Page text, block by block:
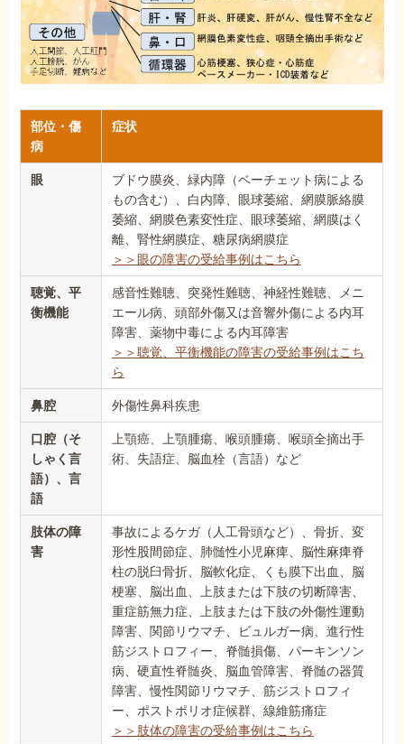
部位・傷
病
症状
眼
ブドウ膜炎、緑内障（ベーチェット病による
もの含む）、白内障、眼球萎縮、網膜脈絡膜
萎縮、網膜色素変性症、眼球萎縮、網膜はく
離、腎性網膜症、糖尿病網膜症
＞＞眼の障害の受給事例はこちら
聴覚、平
衡機能
感音性難聴、突発性難聴、神経性難聴、メニ
エール病、頭部外傷又は音響外傷による内耳
障害、薬物中毒による内耳障害
＞＞聴覚、平衡機能の障害の受給事例はこち
ら
鼻腔 外傷性鼻科疾患
口腔（そ
しゃく言
語）、言
語
上顎癌、上顎腫瘍、喉頭腫瘍、喉頭全摘出手
術、失語症、脳血栓（言語）など
肢体の障
害
事故によるケガ（人工骨頭など）、骨折、変
形性股間節症、肺髄性小児麻痺、脳性麻痺脊
柱の脱臼骨折、脳軟化症、くも膜下出血、脳
梗塞、脳出血、上肢または下肢の切断障害、
重症筋無力症、上肢または下肢の外傷性運動
障害、関節リウマチ、ビュルガー病、進行性
筋ジストロフィー、脊髄損傷、パーキンソン
病、硬直性脊髄炎、脳血管障害、脊髄の器質
障害、慢性関節リウマチ、筋ジストロフィ
ー、ポストポリオ症候群、線維筋痛症
＞＞肢体の障害の受給事例はこちら